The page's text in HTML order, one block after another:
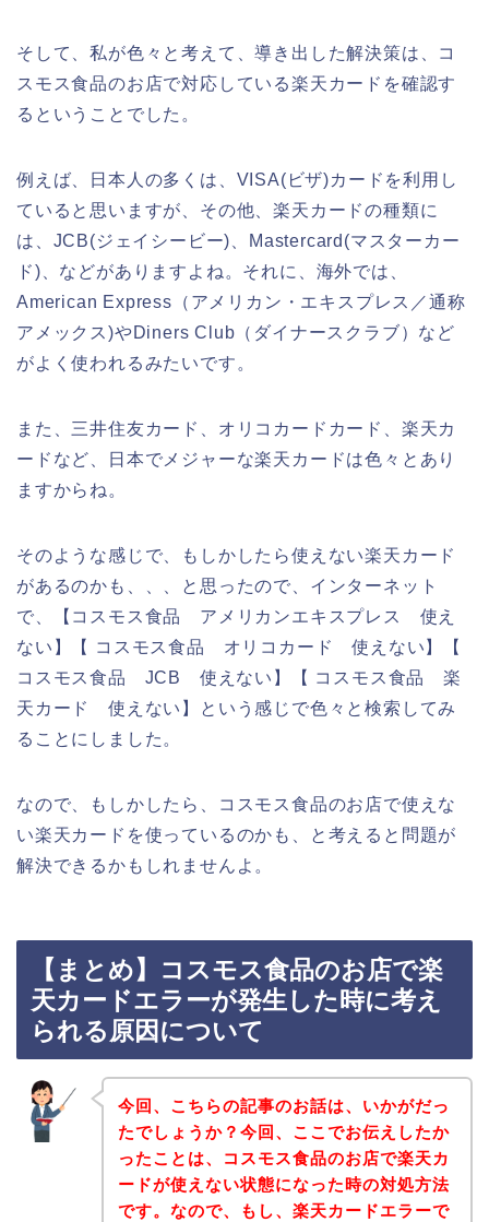
そして、私が色々と考えて、導き出した解決策は、コ
スモス食品のお店で対応している楽天カードを確認す
るということでした。
例えば、日本人の多くは、VISA(ビザ)カードを利用し
ていると思いますが、その他、楽天カードの種類に
は、JCB(ジェイシービー)、Mastercard(マスターカー
ド)、などがありますよね。それに、海外では、
American Express（アメリカン・エキスプレス／通称
アメックス)やDiners Club（ダイナースクラブ）など
がよく使われるみたいです。
また、三井住友カード、オリコカードカード、楽天カ
ードなど、日本でメジャーな楽天カードは色々とあり
ますからね。
そのような感じで、もしかしたら使えない楽天カード
があるのかも、、、と思ったので、インターネット
で、【コスモス食品 アメリカンエキスプレス 使え
ない】【 コスモス食品 オリコカード 使えない】【
コスモス食品 JCB 使えない】【 コスモス食品 楽
天カード 使えない】という感じで色々と検索してみ
ることにしました。
なので、もしかしたら、コスモス食品のお店で使えな
い楽天カードを使っているのかも、と考えると問題が
解決できるかもしれませんよ。
【まとめ】コスモス食品のお店で楽
天カードエラーが発生した時に考え
られる原因について
今回、こちらの記事のお話は、いかがだっ
たでしょうか？今回、ここでお伝えしたか
ったことは、コスモス食品のお店で楽天カ
ードが使えない状態になった時の対処方法
です。なので、もし、楽天カードエラーで